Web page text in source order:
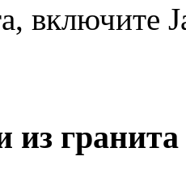
включите
из